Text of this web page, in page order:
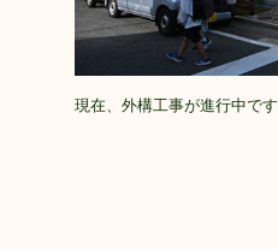
現在、外構工事が進行中です